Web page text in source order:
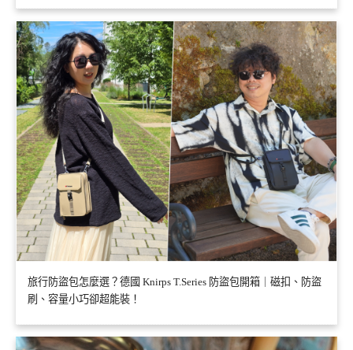
旅行防盜包怎麼選？德國 Knirps T.Series 防盜包開箱｜磁扣、防盜
刷、容量小巧卻超能裝！